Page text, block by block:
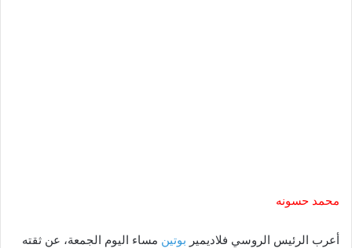
محمد حسونه
أعرب الرئيس الروسي فلاديمير بوتين مساء اليوم الجمعة، عن ثقته